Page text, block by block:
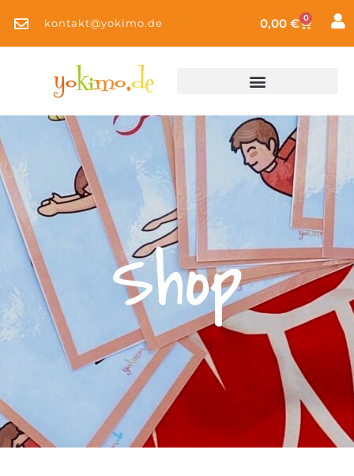
kontakt@yokimo.de 0,00 € 0
Shop